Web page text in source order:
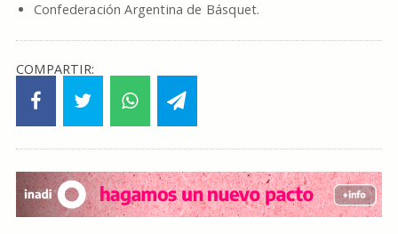
Confederación Argentina de Básquet.
COMPARTIR: